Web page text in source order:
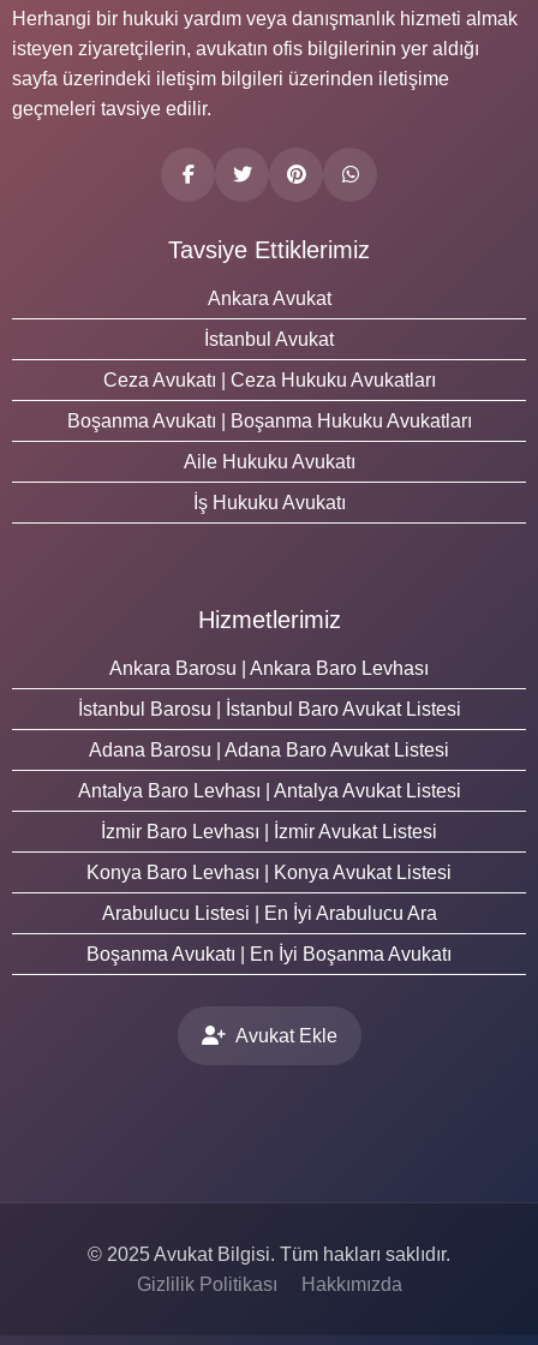
Herhangi bir hukuki yardım veya danışmanlık hizmeti almak
isteyen ziyaretçilerin, avukatın ofis bilgilerinin yer aldığı
sayfa üzerindeki iletişim bilgileri üzerinden iletişime
geçmeleri tavsiye edilir.
Tavsiye Ettiklerimiz
Ankara Avukat
İstanbul Avukat
Ceza Avukatı | Ceza Hukuku Avukatları
Boşanma Avukatı | Boşanma Hukuku Avukatları
Aile Hukuku Avukatı
İş Hukuku Avukatı
Hizmetlerimiz
Ankara Barosu | Ankara Baro Levhası
İstanbul Barosu | İstanbul Baro Avukat Listesi
Adana Barosu | Adana Baro Avukat Listesi
Antalya Baro Levhası | Antalya Avukat Listesi
İzmir Baro Levhası | İzmir Avukat Listesi
Konya Baro Levhası | Konya Avukat Listesi
Arabulucu Listesi | En İyi Arabulucu Ara
Boşanma Avukatı | En İyi Boşanma Avukatı
Avukat Ekle
© 2025 Avukat Bilgisi. Tüm hakları saklıdır.
Gizlilik Politikası
Hakkımızda